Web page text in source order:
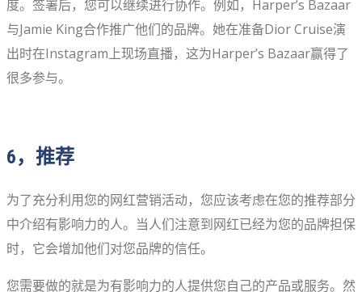
度。签署后，您可以继续进行协作。例如，Harper’s Bazaar
与Jamie King合作推广他们的品牌。她在准备​​Dior Cruise演
出时在Instagram上现场直播，这为Harper’s Bazaar赢得了
很多参与。
6，推荐
为了充分利用您的网红营销活动，您应该考虑在您的推荐部分
中介绍有影响力的人。当人们注意到网红已经为您的品牌担保
时，它会增加他们对您品牌的信任。
您需要做的就是为有影响力的人提供您自己的产品或服务。然